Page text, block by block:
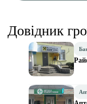
Довідник